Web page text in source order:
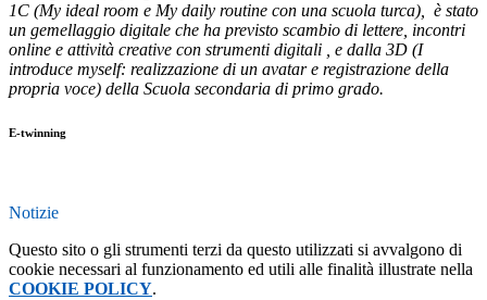
1C (My ideal room e My daily routine con una scuola turca), è stato
un gemellaggio digitale che ha previsto scambio di lettere, incontri
online e attività creative con strumenti digitali , e dalla 3D (I
introduce myself: realizzazione di un avatar e registrazione della
propria voce) della Scuola secondaria di primo grado.
E-twinning
Notizie
Questo sito o gli strumenti terzi da questo utilizzati si avvalgono di
cookie necessari al funzionamento ed utili alle finalità illustrate nella
COOKIE POLICY.